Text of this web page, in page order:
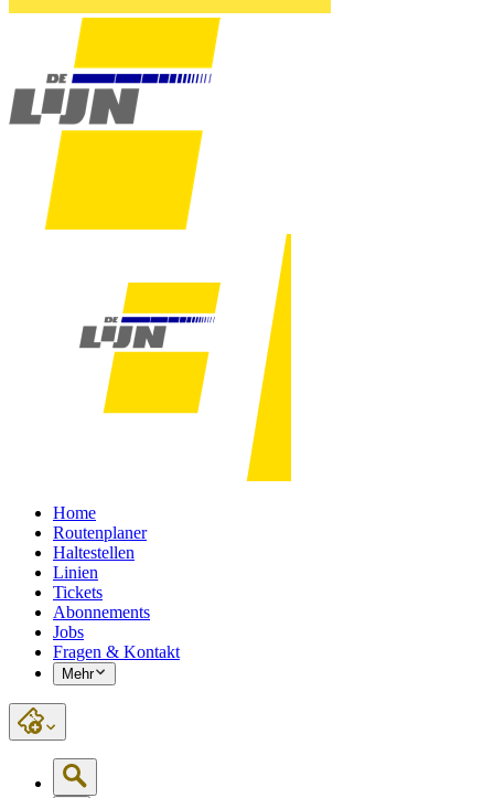
Home
Routenplaner
Haltestellen
Linien
Tickets
Abonnements
Jobs
Fragen & Kontakt
Mehr